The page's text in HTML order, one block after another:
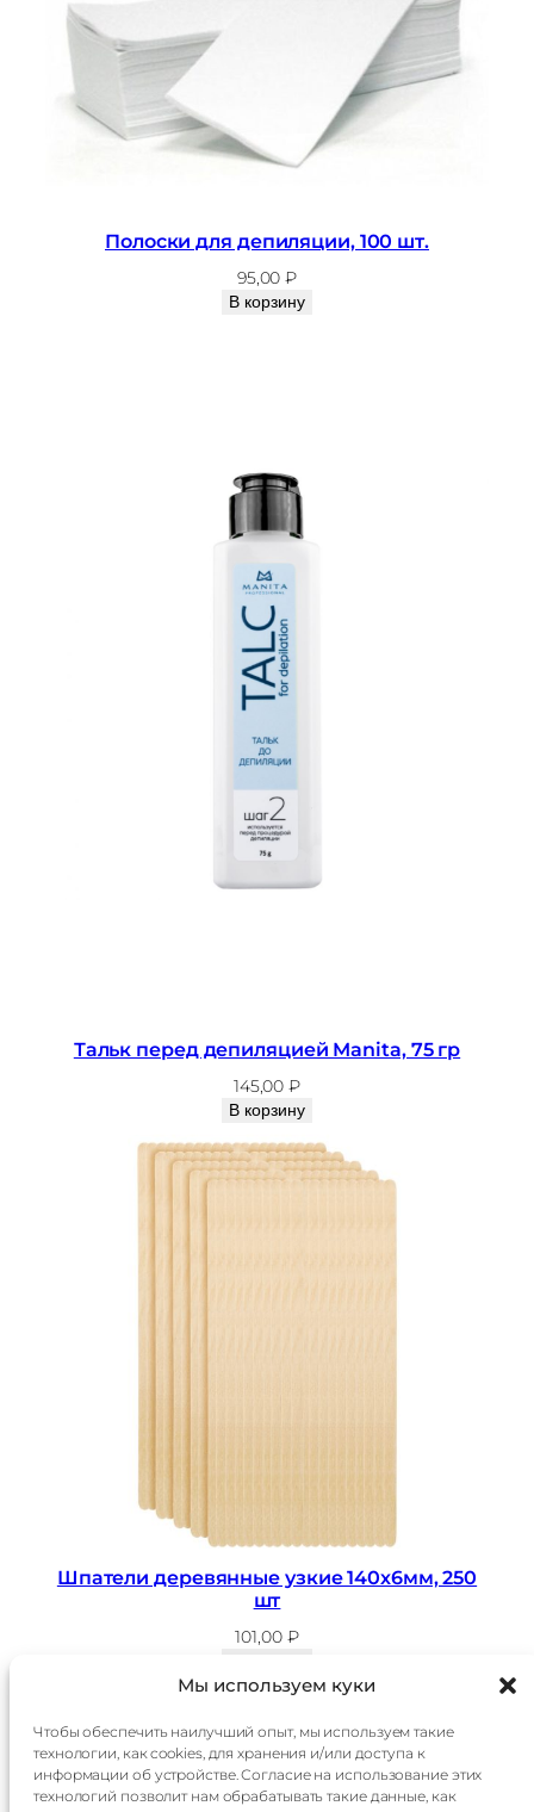
Мы используем куки
Чтобы обеспечить наилучший опыт, мы используем такие
технологии, как cookies, для хранения и/или доступа к
информации об устройстве. Согласие на использование этих
технологий позволит нам обрабатывать такие данные, как
Полоски для депиляции, 100 шт.
95,00₽
В корзину
Тальк перед депиляцией Manita, 75 гр
145,00₽
В корзину
Шпатели деревянные узкие 140х6мм, 250
шт
101,00 ₽
Главная
Каталог
О
Доставка
Оплата
Контакты